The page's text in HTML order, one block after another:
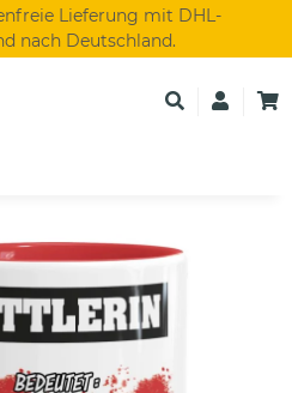
Lieferung mit DHL-
nach Deutschland.